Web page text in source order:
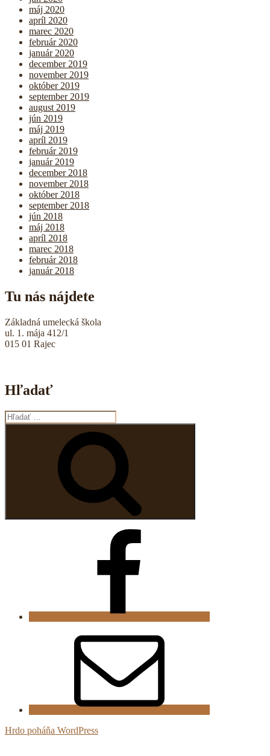
máj 2020
apríl 2020
marec 2020
február 2020
január 2020
december 2019
november 2019
október 2019
september 2019
august 2019
jún 2019
máj 2019
apríl 2019
február 2019
január 2019
december 2018
november 2018
október 2018
september 2018
jún 2018
máj 2018
apríl 2018
marec 2018
február 2018
január 2018
Tu nás nájdete
Základná umelecká škola
ul. 1. mája 412/1
015 01 Rajec
Hľadať
Hľadať:
Hrdo poháňa WordPress